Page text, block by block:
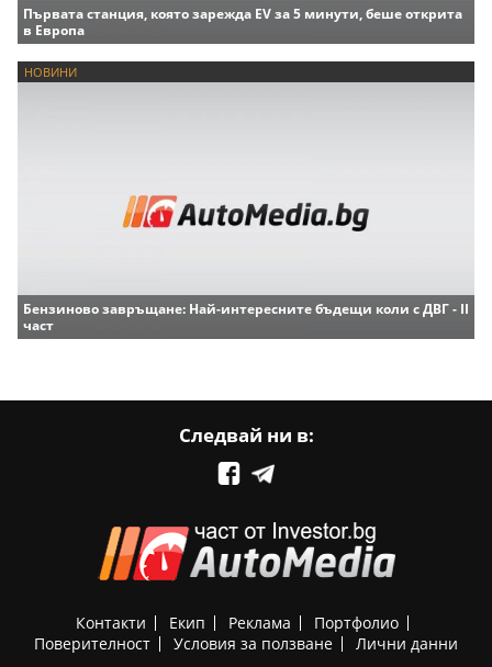
Първата станция, която зарежда EV за 5 минути, беше открита
в Европа
НОВИНИ
Бензиново завръщане: Най-интересните бъдещи коли с ДВГ - II
част
Следвай ни в:
Контакти Екип Реклама
Портфолио
Поверителност
Условия за ползване Лични данни